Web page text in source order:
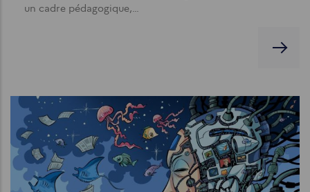
un cadre pédagogique,…